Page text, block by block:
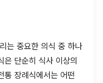
는 중요한 의식 중 하나
은 단순히 식사 이상의
통 장례식에서는 어떤